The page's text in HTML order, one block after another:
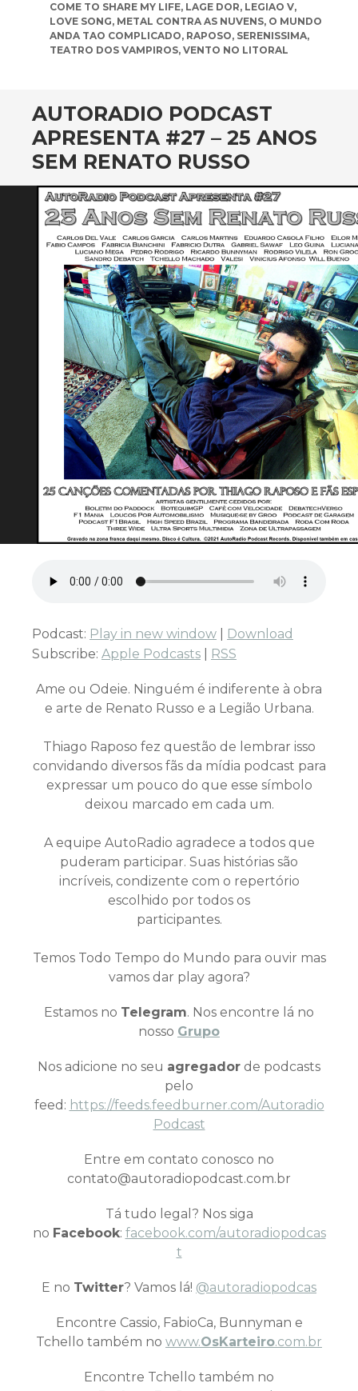
COME TO SHARE MY LIFE, LAGE DOR, LEGIAO V,
LOVE SONG, METAL CONTRA AS NUVENS, O MUNDO
ANDA TAO COMPLICADO, RAPOSO, SERENISSIMA,
TEATRO DOS VAMPIROS, VENTO NO LITORAL
AUTORADIO PODCAST
APRESENTA #27 – 25 ANOS
SEM RENATO RUSSO
Podcast: Play in new window
Download
Subscribe: Apple Podcasts RSS
Ame ou Odeie. Ninguém é indiferente à obra
e arte de Renato Russo e a Legião Urbana.
Thiago Raposo fez questão de lembrar isso
convidando diversos fãs da mídia podcast para
expressar um pouco do que esse símbolo
deixou marcado em cada um.
A equipe AutoRadio agradece a todos que
puderam participar. Suas histórias são
incríveis, condizente com o repertório
escolhido por todos os
participantes.
Temos Todo Tempo do Mundo para ouvir mas
vamos dar play agora?
Estamos no Telegram. Nos encontre lá no
nosso Grupo
Nos adicione no seu agregador de podcasts
pelo
feed: https://feeds.feedburner.com/Autoradio
Podcast
Entre em contato conosco no
contato@autoradiopodcast.com.br
Tá tudo legal? Nos siga
no Facebook: facebook.com/autoradiopodcas
t
E no Twitter? Vamos lá! @autoradiopodcas
Encontre Cassio, FabioCa, Bunnyman e
Tchello também no www.OsKarteiro.com.br
Encontre Tchello também no